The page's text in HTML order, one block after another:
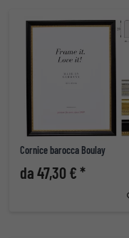
Cornice barocca Boulay
da 47,30 € *